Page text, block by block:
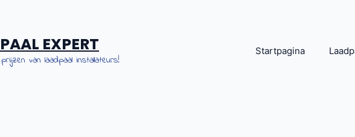
EXPERT
van laadpaal installateurs!
Startpagina